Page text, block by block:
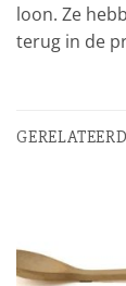
loon. Ze
terug in de